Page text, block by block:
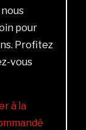
pour
Profitez
vous
à la